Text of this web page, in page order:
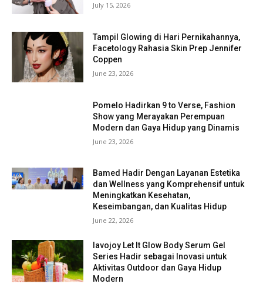
July 15, 2026
Tampil Glowing di Hari Pernikahannya,
Facetology Rahasia Skin Prep Jennifer
Coppen
June 23, 2026
Pomelo Hadirkan 9 to Verse, Fashion
Show yang Merayakan Perempuan
Modern dan Gaya Hidup yang Dinamis
June 23, 2026
Bamed Hadir Dengan Layanan Estetika
dan Wellness yang Komprehensif untuk
Meningkatkan Kesehatan,
Keseimbangan, dan Kualitas Hidup
June 22, 2026
lavojoy Let It Glow Body Serum Gel
Series Hadir sebagai Inovasi untuk
Aktivitas Outdoor dan Gaya Hidup
Modern